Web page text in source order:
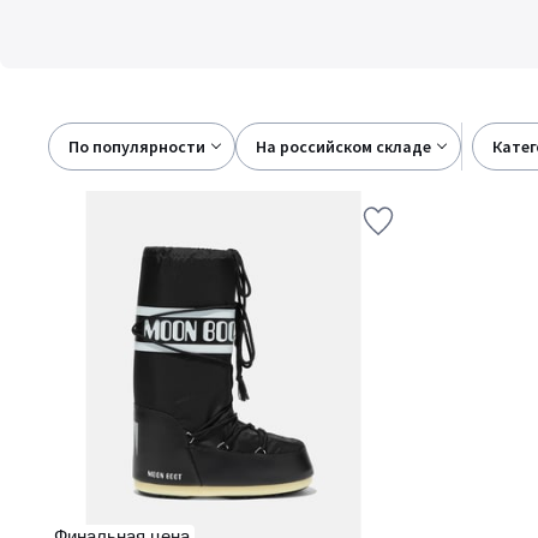
По популярности на российском складе